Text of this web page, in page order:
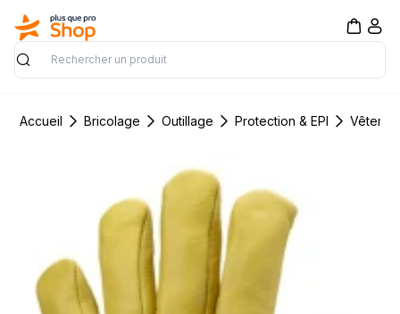
Rechercher
Accueil Bricolage Outillage Protection & EPI